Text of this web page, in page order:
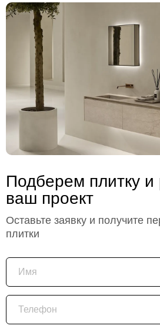
Подберем плитку и
ваш проект
Оставьте заявку и получите
плитки
Имя
Телефон